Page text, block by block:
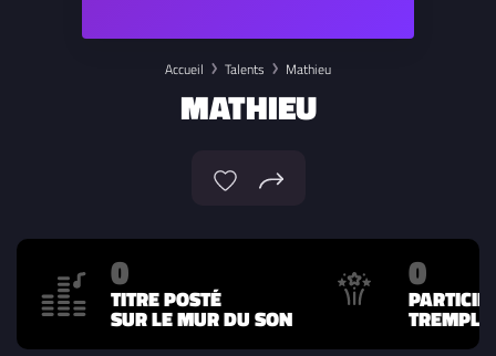
Accueil Talents Mathieu
MATHIEU
0
TITRE POSTÉ
SUR LE MUR DU SON
0